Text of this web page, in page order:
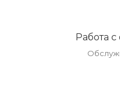
Работа